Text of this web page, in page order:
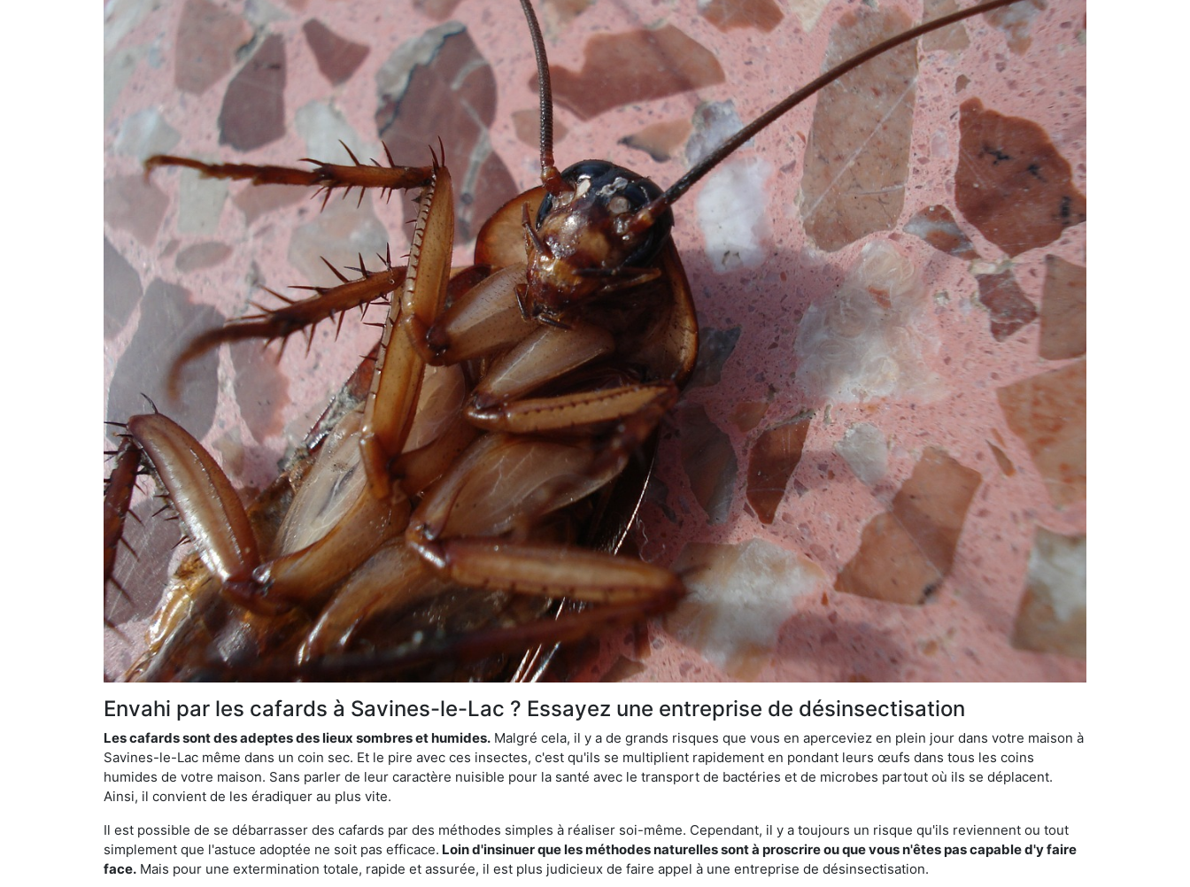
Envahi par les cafards à Savines-le-Lac ? Essayez une entreprise de désinsectisation
Les cafards sont des adeptes des lieux sombres et humides. Malgré cela, il y a de grands risques que vous en aperceviez en plein jour dans votre maison à
Savines-le-Lac même dans un coin sec. Et le pire avec ces insectes, c'est qu'ils se multiplient rapidement en pondant leurs œufs dans tous les coins
humides de votre maison. Sans parler de leur caractère nuisible pour la santé avec le transport de bactéries et de microbes partout où ils se déplacent.
Ainsi, il convient de les éradiquer au plus vite.
Il est possible de se débarrasser des cafards par des méthodes simples à réaliser soi-même. Cependant, il y a toujours un risque qu'ils reviennent ou tout
simplement que l'astuce adoptée ne soit pas efficace. Loin d'insinuer que les méthodes naturelles sont à proscrire ou que vous n'êtes pas capable d'y faire
face. Mais pour une extermination totale, rapide et assurée, il est plus judicieux de faire appel à une entreprise de désinsectisation.